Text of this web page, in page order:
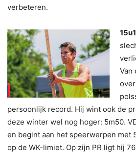
verbeteren.
Van
persoonlijk record. Hij wint ook de
deze winter wel nog hoger: 5m50.
en begint aan het speerwerpen met
op de WK-limiet. Op zijn PR ligt hij